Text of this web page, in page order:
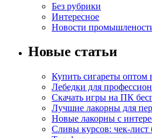
Без рубрики
Интересное
Новости
Новые статьи
Купить сигареты оптом
Лебедки для
Скачать игры на ПК
Лучшие лакорны для
Новые лакорны с
Сливы курсов: чек-лист